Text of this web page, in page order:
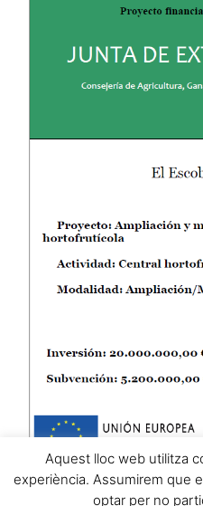
Aquest lloc web utilitza
experiència. Assumirem que
optar per no